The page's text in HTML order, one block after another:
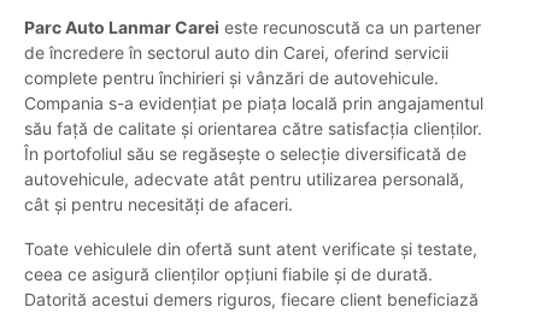
Parc Auto Lanmar Carei este recunoscută ca un partener
de încredere în sectorul auto din Carei, oferind servicii
complete pentru închirieri și vânzări de autovehicule.
Compania s-a evidențiat pe piața locală prin angajamentul
său față de calitate și orientarea către satisfacția clienților.
În portofoliul său se regăsește o selecție diversificată de
autovehicule, adecvate atât pentru utilizarea personală,
cât și pentru necesități de afaceri.
Toate vehiculele din ofertă sunt atent verificate și testate,
ceea ce asigură clienților opțiuni fiabile și de durată.
Datorită acestui demers riguros, fiecare client beneficiază